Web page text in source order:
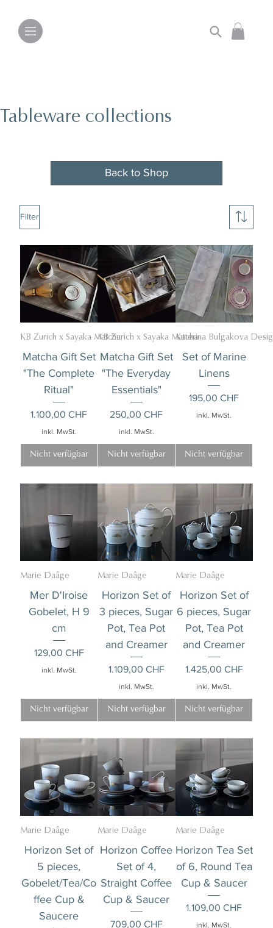
Filter
KB Zurich x Sayaka Matcha
Matcha Gift Set
"The Complete
Ritual"
Preis
1.100,00 CHF
inkl. MwSt.
Nicht verfügbar
KB Zurich x Sayaka Matcha
Matcha Gift Set
"The Everyday
Essentials"
Preis
250,00 CHF
inkl. MwSt.
Nicht verfügbar
Katerina Bulgakova
Set of Marine
Linens
Preis
195,00 CHF
inkl. MwSt.
Nicht verfügbar
Marie Daâge
Mer D'Iroise
Gobelet, H 9
cm
Preis
129,00 CHF
inkl. MwSt.
Nicht verfügbar
Marie Daâge
Horizon Set of
3 pieces, Sugar
Pot, Tea Pot
and Creamer
Preis
1.109,00 CHF
inkl. MwSt.
Nicht verfügbar
Marie Daâge
Horizon Set of
6 pieces, Sugar
Pot, Tea Pot
and Creamer
Preis
1.425,00 CHF
inkl. MwSt.
Nicht verfügbar
Marie Daâge
Horizon Set of
5 pieces,
Gobelet/Tea/Co
ffee Cup &
Saucere
Marie Daâge
Horizon Coffee
Set of 4,
Straight Coffee
Cup & Saucer
Preis
709,00 CHF
Marie Daâge
Horizon Tea Set
of 6, Round Tea
Cup & Saucer
Preis
1.109,00 CHF
inkl. MwSt.
Tableware collections
Back to Shop